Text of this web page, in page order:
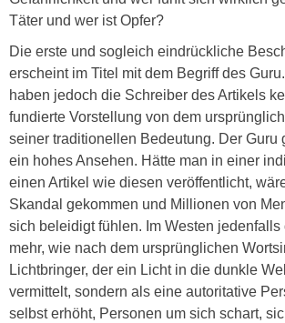
Täter und wer ist Opfer?
Die erste und sogleich eindrückliche
erscheint im Titel mit dem Begriff des
haben jedoch die Schreiber des Artikels
fundierte Vorstellung von dem
seiner traditionellen Bedeutung. Der Guru
ein hohes Ansehen. Hätte man in einer
einen Artikel wie diesen veröffentlicht,
Skandal gekommen und Millionen von
sich beleidigt fühlen. Im Westen jedenfalls
mehr, wie nach dem ursprünglichen
Lichtbringer, der ein Licht in die dunkle
vermittelt, sondern als eine autoritative
selbst erhöht, Personen um sich schart,